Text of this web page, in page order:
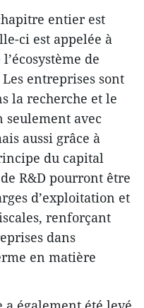
entier est
ci est appelée à
de
entreprises sont
la recherche et le
seulement avec
aussi grâce à
du capital
R&D pourront être
d’exploitation et
renforçant
dans
en matière